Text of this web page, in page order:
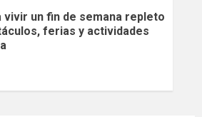
vivir un fin de semana repleto
ferias y actividades